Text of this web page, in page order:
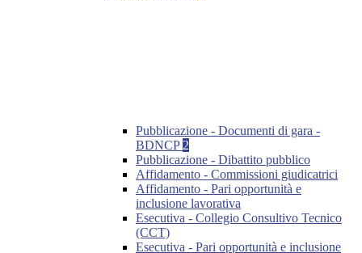
Pubblicazione - Documenti di gara -
BDNCP 2
Pubblicazione - Dibattito pubblico
Affidamento - Commissioni giudicatrici
Affidamento - Pari opportunità e
inclusione lavorativa
Esecutiva - Collegio Consultivo Tecnico
(CCT)
Esecutiva - Pari opportunità e inclusione